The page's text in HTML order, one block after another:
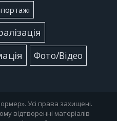
Фото/Відео
Усі права захищені.
відтворенні матеріалів